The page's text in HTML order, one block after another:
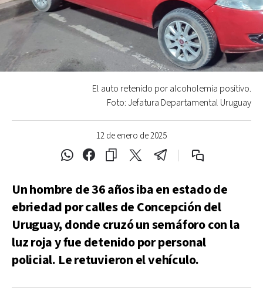
12 de enero de 2025
El auto retenido por alcoholemia positivo.
Foto: Jefatura Departamental Uruguay
Un hombre de 36 años iba en estado de
ebriedad por calles de Concepción del
Uruguay, donde cruzó un semáforo con la
luz roja y fue detenido por personal
policial. Le retuvieron el vehículo.